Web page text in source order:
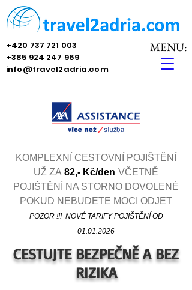
MENU:
+420 737 721 003
+385 924 247 969
info@travel2adria.com
KOMPLEXNÍ CESTOVNÍ POJIŠTĚNÍ
UŽ ZA 82,- Kč/den VČETNĚ
POJIŠTĚNÍ NA STORNO DOVOLENÉ
POKUD NEBUDETE MOCI ODJET
POZOR !!! NOVÉ TARIFY POJIŠTĚNÍ OD
01.01.2026
CESTUJTE BEZPEČNĚ A BEZ
RIZIKA